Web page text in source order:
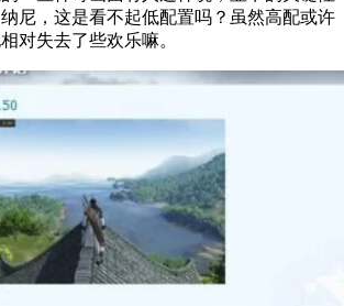
尼，这是看不起低配置吗？虽然高配或许
对失去了些欢乐嘛。